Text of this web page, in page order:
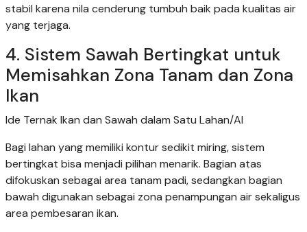
stabil karena nila cenderung tumbuh baik pada kualitas air
yang terjaga.
4. Sistem Sawah Bertingkat untuk
Memisahkan Zona Tanam dan Zona
Ikan
Ide Ternak Ikan dan Sawah dalam Satu Lahan/AI
Bagi lahan yang memiliki kontur sedikit miring, sistem
bertingkat bisa menjadi pilihan menarik. Bagian atas
difokuskan sebagai area tanam padi, sedangkan bagian
bawah digunakan sebagai zona penampungan air sekaligus
area pembesaran ikan.